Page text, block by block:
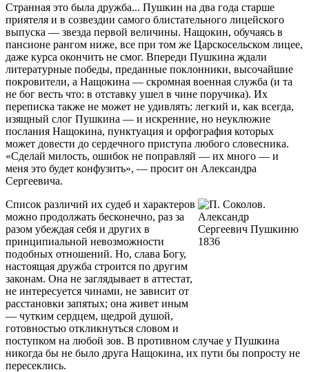
Странная это была дружба... Пушкин на два года старше
приятеля и в созвездии самого блистательного лицейского
выпуска — звезда первой величины. Нащокин, обучаясь в
пансионе рангом ниже, все при том же Царскосельском лицее,
даже курса окончить не смог. Впереди Пушкина ждали
литературные победы, преданные поклонники, высочайшие
покровители, а Нащокина — скромная военная служба (и та
не бог весть что: в отставку ушел в чине поручика). Их
переписка также не может не удивлять: легкий и, как всегда,
изящный слог Пушкина — и искренние, но неуклюжие
послания Нащокина, пунктуация и орфография которых
может довести до сердечного приступа любого словесника.
«Сделай милость, ошибок не поправляй — их много — и
меня это будет конфузить», — просит он Александра
Сергеевича.
Список различий их судеб и характеров
можно продолжать бесконечно, раз за
разом убеждая себя и других в
принципиальной невозможности
подобных отношений. Но, слава Богу,
настоящая дружба строится по другим
законам. Она не заглядывает в аттестат,
не интересуется чинами, не зависит от
расстановки запятых; она живет иным
— чутким сердцем, щедрой душой,
готовностью откликнуться словом и
поступком на любой зов. В противном случае у Пушкина
никогда бы не было друга Нащокина, их пути бы попросту не
пересеклись.